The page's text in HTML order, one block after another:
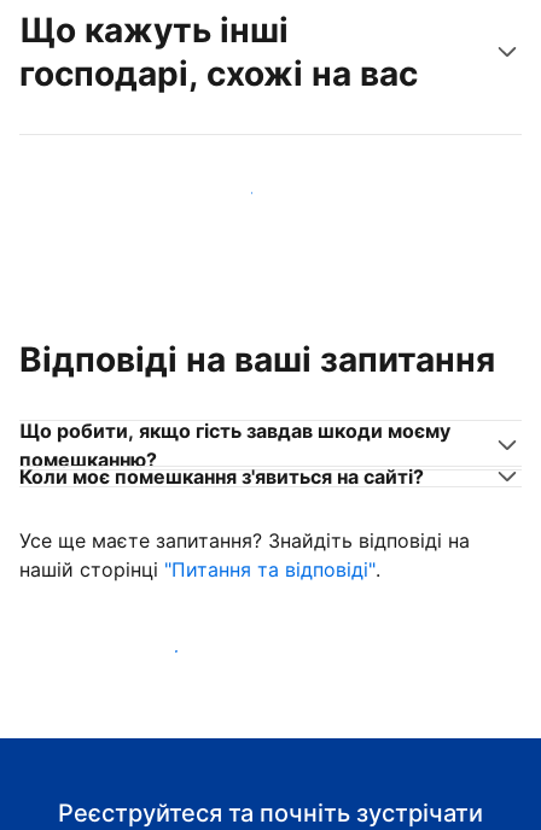
Що кажуть інші
господарі, схожі на вас
Приєднуйтеся до господарів, схожих на вас
Відповіді на ваші запитання
Що робити, якщо гість завдав шкоди моєму
помешканню?
Коли моє помешкання з'явиться на сайті?
Усе ще маєте запитання? Знайдіть відповіді на
нашій сторінці "Питання та відповіді".
Розпочніть приймати гостей
Реєструйтеся та почніть зустрічати